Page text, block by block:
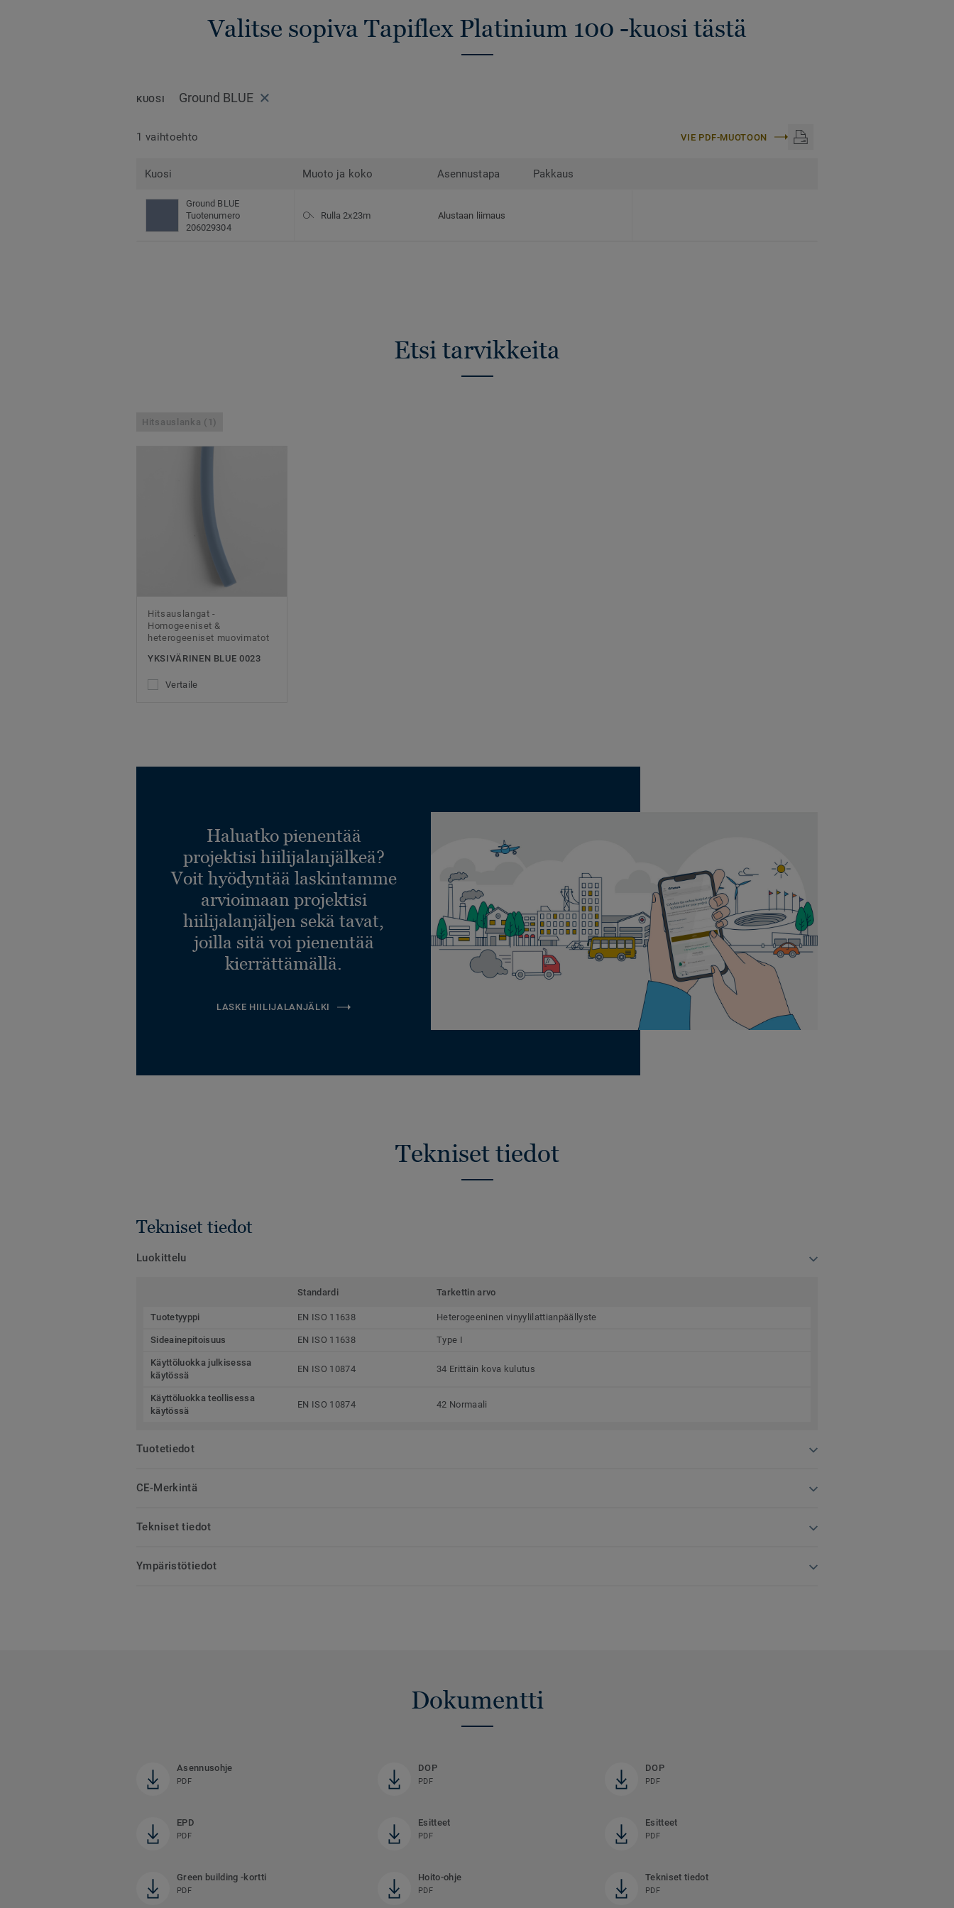
Valitse sopiva Tapiflex Platinium 100 -kuosi tästä
KUOSI Ground BLUE
1 vaihtoehto VIE PDF-MUOTOON
Kuosi Muoto ja koko Asennustapa Pakkaus
Ground BLUE
Tuotenumero
206029304
Rulla 2x23m Alustaan liimaus
Etsi tarvikkeita
Hitsauslanka (1)
Hitsauslangat -
Homogeeniset &
heterogeeniset muovimatot
YKSIVÄRINEN BLUE 0023
Vertaile
Haluatko pienentää
projektisi hiilijalanjälkeä?
Voit hyödyntää laskintamme
arvioimaan projektisi
hiilijalanjäljen sekä tavat,
joilla sitä voi pienentää
kierrättämällä.
LASKE HIILIJALANJÄLKI
Tekniset tiedot
Tekniset tiedot
Luokittelu
Standardi Tarkettin arvo
Tuotetyyppi EN ISO 11638 Heterogeeninen vinyylilattianpäällyste
Sideainepitoisuus EN ISO 11638 Type I
Käyttöluokka julkisessa
käytössä
EN ISO 10874 34 Erittäin kova kulutus
Käyttöluokka teollisessa
käytössä
EN ISO 10874 42 Normaali
Tuotetiedot
CE-Merkintä
Tekniset tiedot
Ympäristötiedot
Dokumentti
Asennusohje
PDF
DOP
PDF
DOP
PDF
EPD
PDF
Esitteet
PDF
Esitteet
PDF
Green building -kortti
PDF
Hoito-ohje
PDF
Tekniset tiedot
PDF